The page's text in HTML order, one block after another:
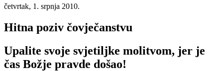
četvrtak, 1. srpnja 2010.
Hitna poziv čovječanstvu
Upalite svoje svjetiljke molitvom, jer je
čas Božje pravde došao!